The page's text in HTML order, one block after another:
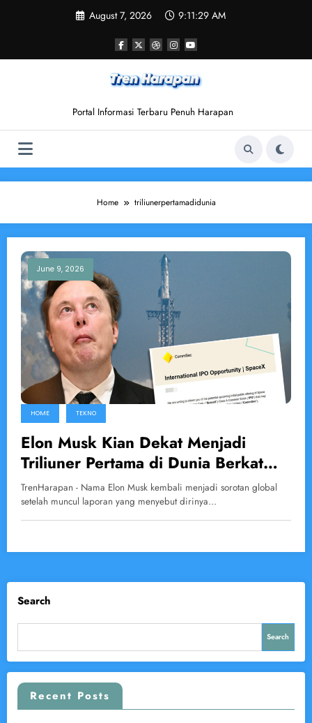
August 7, 2026 9:11:29 AM
Portal Informasi Terbaru Penuh Harapan
Home triliunerpertamadidunia
June 9, 2026
HOME TEKNO
Elon Musk Kian Dekat Menjadi
Triliuner Pertama di Dunia Berkat
Lonjakan Valuasi SpaceX
TrenHarapan - Nama Elon Musk kembali menjadi sorotan global
setelah muncul laporan yang menyebut dirinya…
Search
Search
Recent Posts